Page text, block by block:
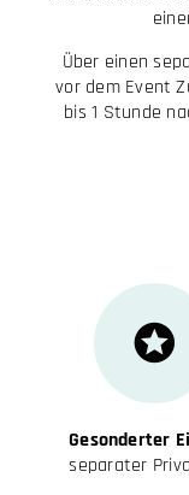
Über einen
vor dem Event
bis 1 Stunde
Gesonderter
separater